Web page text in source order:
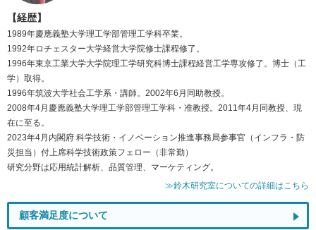
【経歴】
1989年慶應義塾大学理工学部管理工学科卒業。
1992年ロチェスター大学経営大学院修士課程修了。
1996年東京工業大学大学院理工学研究科博士課程経営工学専攻修了。博士（工
学）取得。
1996年筑波大学社会工学系・講師。2002年6月同助教授。
2008年4月慶應義塾大学理工学部管理工学科・准教授。2011年4月同教授、現
在に至る。
2023年4月内閣府 科学技術・イノベーション推進事務局参事官（インフラ・防
災担当）付上席科学技術政策フェロー（非常勤）
研究分野は応用統計解析、品質管理、マーケティング。
≫鈴木研究室についての詳細はこちら
顧客満足度について